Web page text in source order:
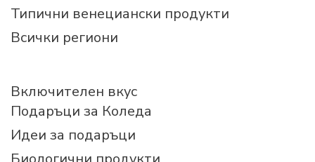
Типични венециански продукти
Всички региони
Включителен вкус
Подаръци за Коледа
Идеи за подаръци